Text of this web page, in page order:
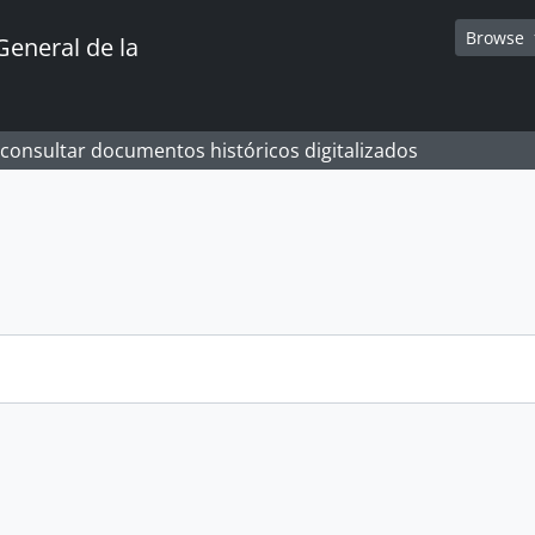
de la Browse
documentos históricos digitalizados